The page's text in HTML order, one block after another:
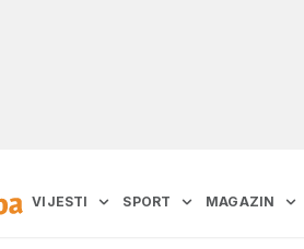
VIJESTI SPORT MAGAZIN